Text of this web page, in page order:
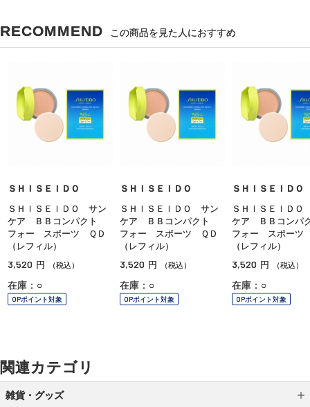
RECOMMEND この商品を見た人におすすめ
ＳＨＩＳＥＩＤＯ
ＳＨＩＳＥＩＤＯ サン
ケア ＢＢコンパクト
フォー スポーツ ＱＤ
（レフィル）
3,520 円 （税込）
在庫：○
OPポイント対象
ＳＨＩＳＥＩＤＯ
ＳＨＩＳＥＩＤＯ サン
ケア ＢＢコンパクト
フォー スポーツ ＱＤ
（レフィル）
3,520 円 （税込）
在庫：○
OPポイント対象
ＳＨＩＳＥＩＤＯ
ＳＨＩＳＥＩＤ
ケア ＢＢコン
フォー スポーツ
（レフィル）
3,520 円 （税込）
在庫：○
OPポイント対象
関連カテゴリ
雑貨・グッズ